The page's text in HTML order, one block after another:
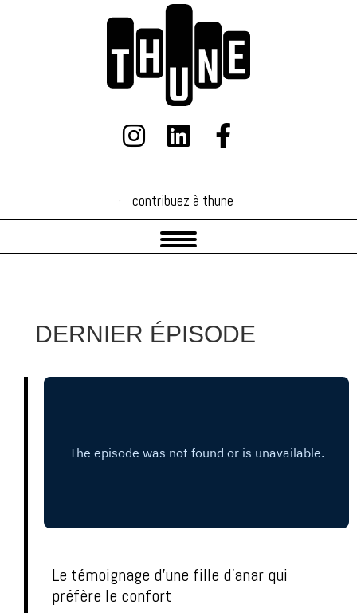
contribuez à thune
contribuez à thune
DERNIER ÉPISODE
Le témoignage d'une fille d'anar qui
préfère le confort